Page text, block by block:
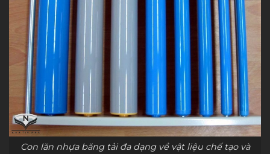
Con lăn nhựa băng tải đa dạng về vật liệu chế tạo và